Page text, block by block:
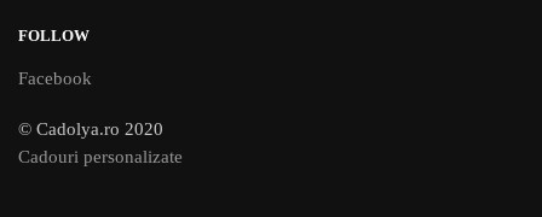
FOLLOW
Facebook
© Cadolya.ro 2020
Cadouri personalizate